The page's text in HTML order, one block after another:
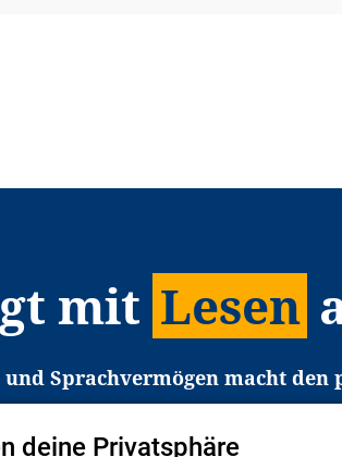
mit Lesen
und Sprachvermögen macht
Zugang zu Bildung und einem
haben aber große
deine Privatsphäre